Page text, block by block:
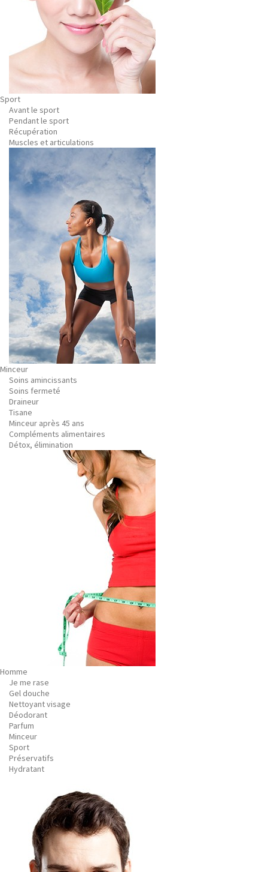
Sport
Avant le sport
Pendant le sport
Récupération
Muscles et articulations
Minceur
Soins amincissants
Soins fermeté
Draineur
Tisane
Minceur après 45 ans
Compléments alimentaires
Détox, élimination
Homme
Je me rase
Gel douche
Nettoyant visage
Déodorant
Parfum
Minceur
Sport
Préservatifs
Hydratant